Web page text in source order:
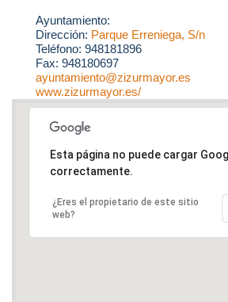
Ayuntamiento:
Dirección: Parque Erreniega, S/n
Teléfono: 948181896
Fax: 948180697
ayuntamiento@zizurmayor.es
www.zizurmayor.es/
Esta página no puede cargar
correctamente.
¿Eres el propietario de este sitio
web?